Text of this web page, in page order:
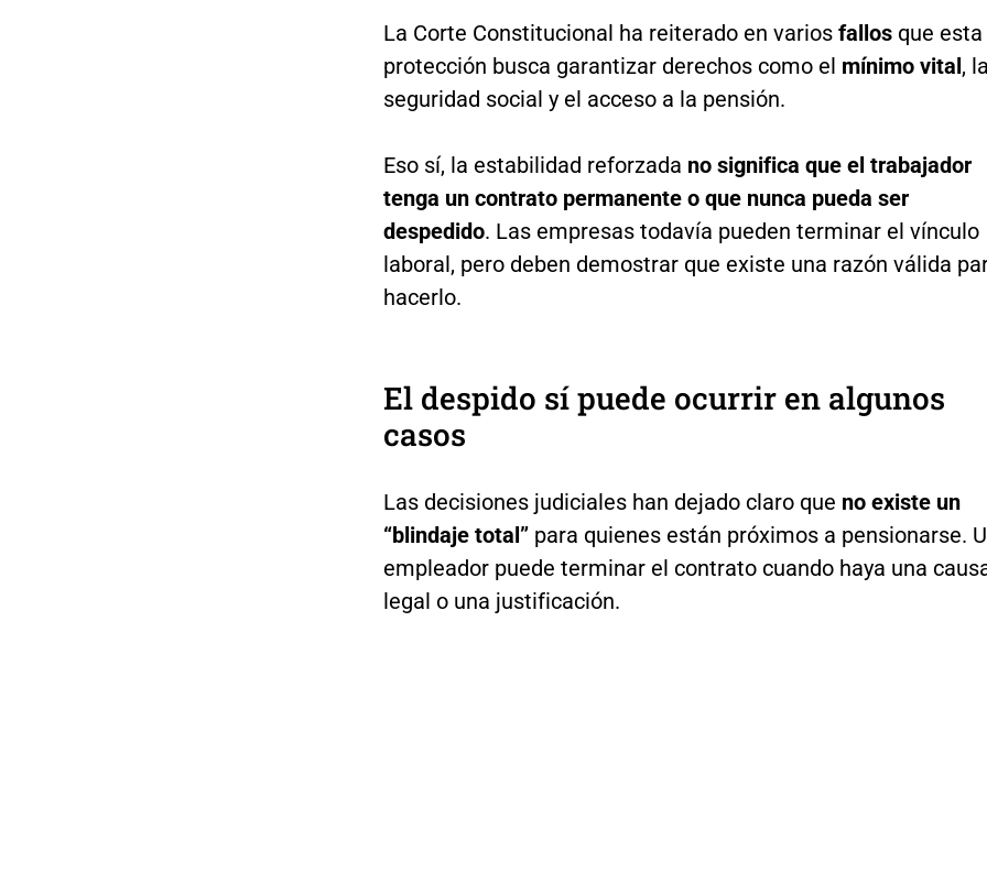
La Corte Constitucional ha reiterado en variosfallosque esta
protección busca garantizar derechos como el mínimo vital,
seguridad social y el acceso a la pensión.
Eso sí, la estabilidad reforzada no significa que el trabajador
tenga un contrato permanente o que nunca pueda ser
despedido. Las empresas todavía pueden terminar el vínculo
laboral, pero deben demostrar que existe una razón válida
hacerlo.
El despido sí puede ocurrir en algunos
casos
Las decisiones judiciales han dejado claro que no existe un
“blindaje total” para quienes están próximos a pensionarse.
empleador puede terminar el contrato cuando haya una
legal o una justificación.